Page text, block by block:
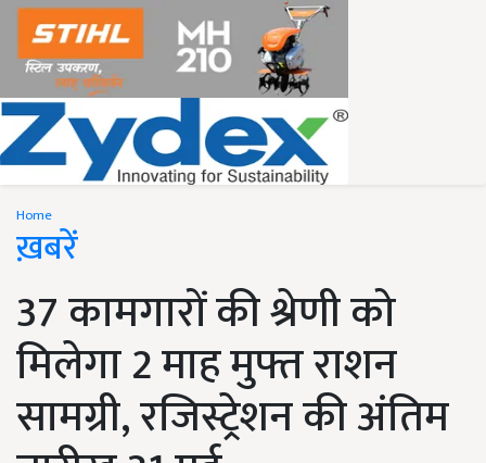
Home
ख़बरें
37 कामगारों की श्रेणी को
मिलेगा 2 माह मुफ्त राशन
सामग्री, रजिस्ट्रेशन की अंतिम